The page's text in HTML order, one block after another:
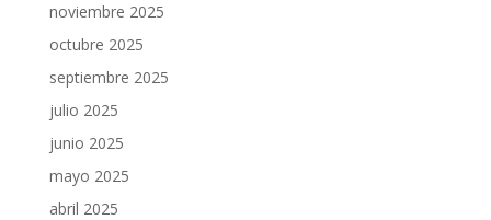
noviembre 2025
octubre 2025
septiembre 2025
julio 2025
junio 2025
mayo 2025
abril 2025